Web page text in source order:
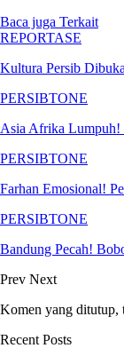
Baca juga Terkait
REPORTASE
Kultura Persib
PERSIBTONE
Asia Afrika Lumpuh!
PERSIBTONE
Farhan Emosional!
PERSIBTONE
Bandung Pecah!
Prev Next
Komen yang ditutup,
Recent Posts